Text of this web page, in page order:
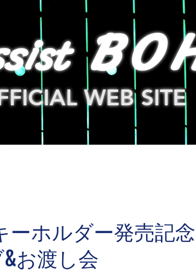
t
WEB SITE
ーホルダー発売記念
お渡し会